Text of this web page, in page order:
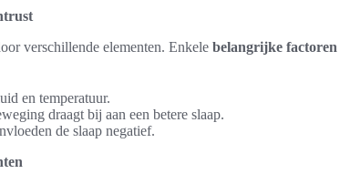
verschillende elementen. Enkele belangrijke factoren
en temperatuur.
draagt bij aan een betere slaap.
de slaap negatief.